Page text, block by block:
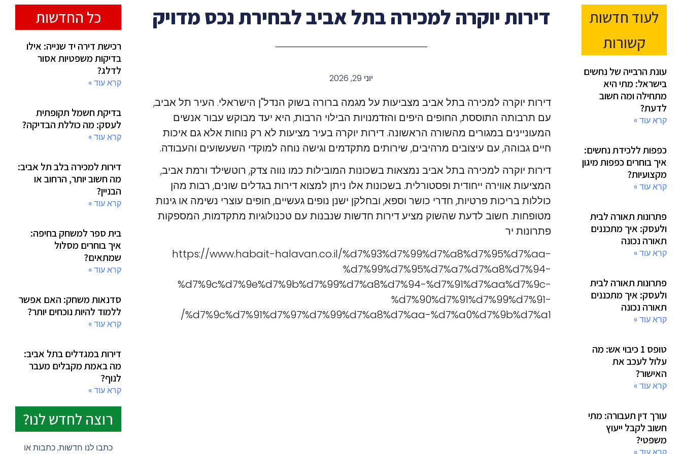
לעוד חדשות
קשורות
עונת הרבייה של נחשים
בישראל: מתי היא
מתחילה ומה חשוב
לדעת?
קרא עוד »
כפפות ללכידת נחשים:
איך בוחרים כפפות מיגון
מקצועיות?
קרא עוד »
פתרונות תאורה לבית
ולעסק: איך מתכננים
תאורה נכונה
קרא עוד »
פתרונות תאורה לבית
ולעסק: איך מתכננים
תאורה נכונה
קרא עוד »
טופס 1 כיבוי אש: מה
עלול לעכב את
האישור?
קרא עוד »
עורך דין תעבורה: מתי
חשוב לקבל ייעוץ
משפטי?
דירות יוקרה למכירה בתל אביב לבחירת נכס מדויק
יוני 29, 2026
דירות יוקרה למכירה בתל אביב מצביעות על מגמה ברורה בשוק הנדל"ן הישראלי. העיר תל אביב,
עם תרבותה התוססת, החופים היפים והזדמנויות הבילוי הרבות, היא יעד מבוקש עבור אנשים
המעוניינים במגורים מהשורה הראשונה. דירות יוקרה בעיר מציעות לא רק נוחות אלא גם איכות
חיים גבוהה, עם עיצובים מרהיבים, שירותים מתקדמים וגישה נוחה למוקדי השעשועים והעבודה.
דירות יוקרה למכירה בתל אביב נמצאות בשכונות המובילות כמו נווה צדק, רוטשילד ורמת אביב,
המציעות אווירה ייחודית ופסטורלית. בשכונות אלו ניתן למצוא דירות בגדלים שונים, רבות מהן
כוללות בריכות פרטיות, חדרי כושר וספא, ובחלקן ישנן נופים געשיים, חופים עוצרי נשימה או גינות
מטופחות. חשוב לדעת שהשוק מציע דירות חדשות שנבנות עם טכנולוגיות מתקדמות, המספקות
פתרונות יר
https://www.habait-halavan.co.il/%d7%93%d7%99%d7%a8%d7%95%d7%aa-
%d7%99%d7%95%d7%a7%d7%a8%d7%94-
%d7%9c%d7%9e%d7%9b%d7%99%d7%a8%d7%94-%d7%91%d7%aa%d7%9c-
%d7%90%d7%91%d7%99%d7%91-
%d7%9c%d7%91%d7%97%d7%99%d7%a8%d7%aa-%d7%a0%d7%9b%d7%a1/
כל החדשות
רכישת דירה יד שנייה: אילו
בדיקות משפטיות אסור
לדלג?
קרא עוד »
בדיקת חשמל תקופתית
לעסק: מה כוללת הבדיקה?
קרא עוד »
דירות למכירה בלב תל אביב:
מה חשוב יותר, הרחוב או
הבניין?
קרא עוד »
בית ספר למשחק בחיפה:
איך בוחרים מסלול
שמתאים?
קרא עוד »
סדנאות משחק: האם אפשר
ללמוד להיות נוכחים יותר?
קרא עוד »
דירות במגדלים בתל אביב:
מה באמת מקבלים מעבר
לנוף?
קרא עוד »
רוצה לחדש לנו?
כתבו לנו חדשות, כתבות או